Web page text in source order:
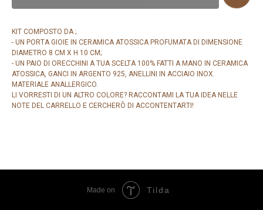
KIT COMPOSTO DA ;
- UN PORTA GIOIE IN CERAMICA ATOSSICA PROFUMATA DI DIMENSIONE
DIAMETRO 8 CM X H 10 CM;
- UN PAIO DI ORECCHINI A TUA SCELTA 100% FATTI A MANO IN CERAMICA
ATOSSICA, GANCI IN ARGENTO 925, ANELLINI IN ACCIAIO INOX.
MATERIALE ANALLERGICO.
LI VORRESTI DI UN ALTRO COLORE? RACCONTAMI LA TUA IDEA NELLE
NOTE DEL CARRELLO E CERCHERÒ DI ACCONTENTARTI!
Made on Tilda